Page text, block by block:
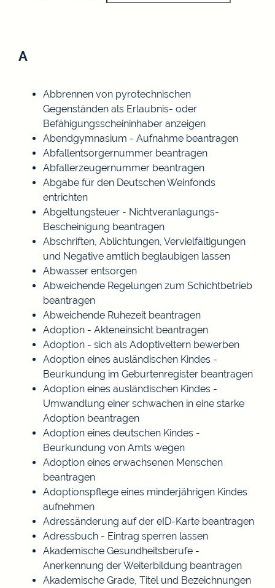
A
Abbrennen von pyrotechnischen
Gegenständen als Erlaubnis- oder
Befähigungsscheininhaber anzeigen
Abendgymnasium - Aufnahme beantragen
Abfallentsorgernummer beantragen
Abfallerzeugernummer beantragen
Abgabe für den Deutschen Weinfonds
entrichten
Abgeltungsteuer - Nichtveranlagungs-
Bescheinigung beantragen
Abschriften, Ablichtungen, Vervielfältigungen
und Negative amtlich beglaubigen lassen
Abwasser entsorgen
Abweichende Regelungen zum Schichtbetrieb
beantragen
Abweichende Ruhezeit beantragen
Adoption - Akteneinsicht beantragen
Adoption - sich als Adoptiveltern bewerben
Adoption eines ausländischen Kindes -
Beurkundung im Geburtenregister beantragen
Adoption eines ausländischen Kindes -
Umwandlung einer schwachen in eine starke
Adoption beantragen
Adoption eines deutschen Kindes -
Beurkundung von Amts wegen
Adoption eines erwachsenen Menschen
beantragen
Adoptionspflege eines minderjährigen Kindes
aufnehmen
Adressänderung auf der eID-Karte beantragen
Adressbuch - Eintrag sperren lassen
Akademische Gesundheitsberufe -
Anerkennung der Weiterbildung beantragen
Akademische Grade, Titel und Bezeichnungen